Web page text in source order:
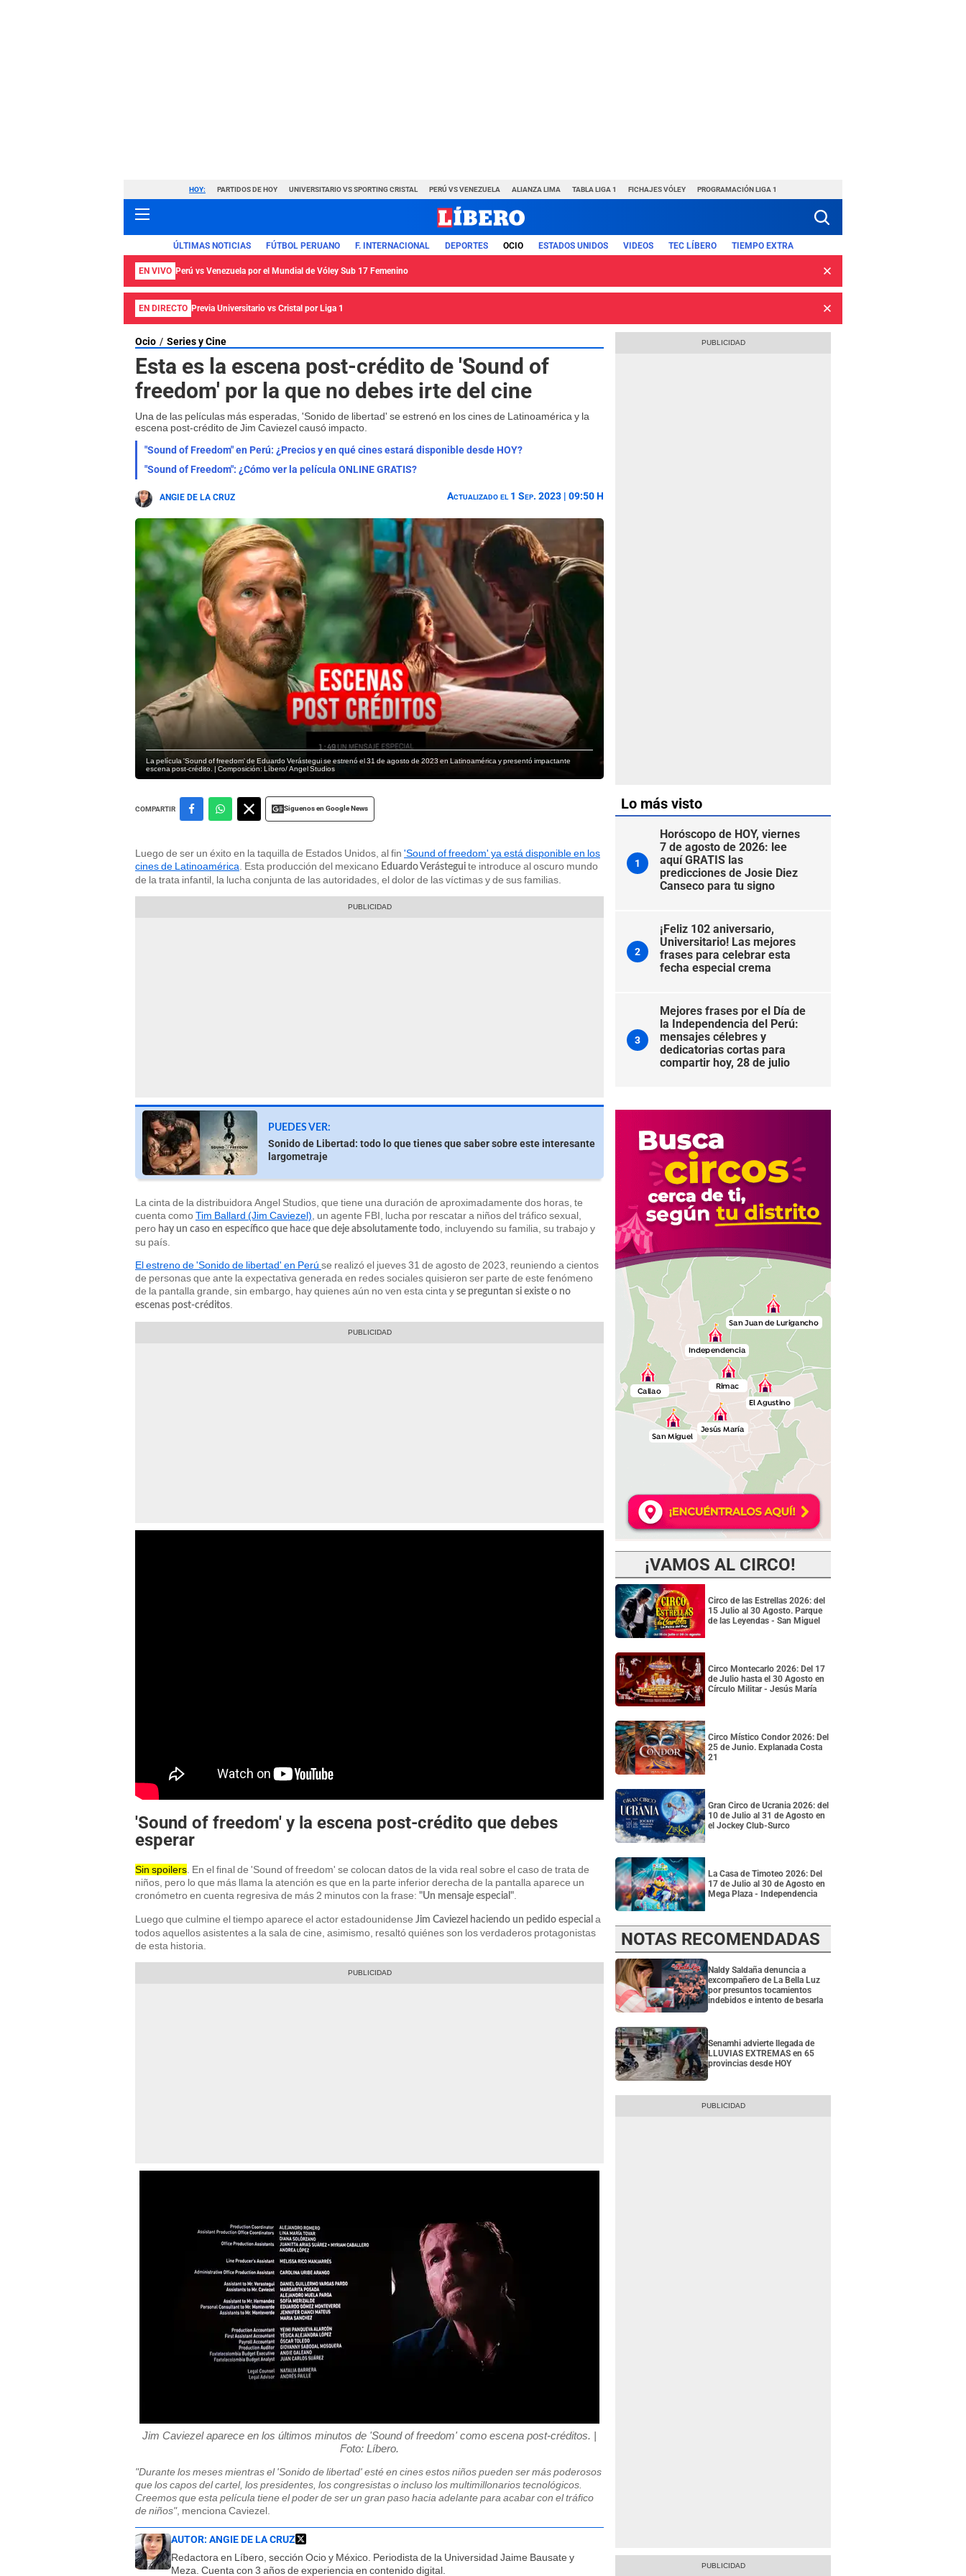
HOY: PARTIDOS DE HOY UNIVERSITARIO VS SPORTING CRISTAL PERÚ VS VENEZUELA ALIANZA LIMA TABLA LIGA 1 FICHAJES VÓLEY PROGRAMACIÓN LIGA 1
ÚLTIMAS NOTICIAS FÚTBOL PERUANO F. INTERNACIONAL DEPORTES OCIO ESTADOS UNIDOS VIDEOS TEC LÍBERO TIEMPO EXTRA
EN VIVO Perú vs Venezuela por el Mundial de Vóley Sub 17 Femenino
EN DIRECTO Previa Universitario vs Cristal por Liga 1
Ocio Series y Cine
Esta es la escena post-crédito de 'Sound of
freedom' por la que no debes irte del cine
Una de las películas más esperadas, 'Sonido de libertad' se estrenó en los cines de Latinoamérica y la
escena post-crédito de Jim Caviezel causó impacto.
"Sound of Freedom" en Perú: ¿Precios y en qué cines estará disponible desde HOY?
"Sound of Freedom": ¿Cómo ver la película ONLINE GRATIS?
ANGIE DE LA CRUZ Actualizado el 1 Sep. 2023 | 09:50 H
La película 'Sound of freedom' de Eduardo Verástegui se estrenó el 31 de agosto de 2023 en Latinoamérica y presentó impactante
escena post-crédito. | Composición: Líbero/ Angel Studios
COMPARTIR Siguenos en Google News
Luego de ser un éxito en la taquilla de Estados Unidos, al fin 'Sound of freedom' ya está disponible en los
cines de Latinoamérica . Esta producción del mexicano Eduardo Verástegui te introduce al oscuro mundo
de la trata infantil, la lucha conjunta de las autoridades, el dolor de las víctimas y de sus familias.
PUEDES VER:
Sonido de Libertad: todo lo que tienes que saber sobre este interesante
largometraje
La cinta de la distribuidora Angel Studios, que tiene una duración de aproximadamente dos horas, te
cuenta comoTim Ballard (Jim Caviezel) , un agente FBI, lucha por rescatar a niños del tráfico sexual,
pero hay un caso en específico que hace que deje absolutamente todo , incluyendo su familia, su trabajo y
su país.
El estreno de 'Sonido de libertad' en Perú se realizó el jueves 31 de agosto de 2023, reuniendo a cientos
de personas que ante la expectativa generada en redes sociales quisieron ser parte de este fenómeno
de la pantalla grande, sin embargo, hay quienes aún no ven esta cinta y se preguntan si existe o no
escenas post-créditos
'Sound of freedom' y la escena post-crédito que debes
esperar
Sin spoilers . En el final de 'Sound of freedom' se colocan datos de la vida real sobre el caso de trata de
niños, pero lo que más llama la atención es que en la parte inferior derecha de la pantalla aparece un
cronómetro en cuenta regresiva de más 2 minutos con la frase: "Un mensaje especial"
Luego que culmine el tiempo aparece el actor estadounidense Jim Caviezel haciendo un pedido especial a
todos aquellos asistentes a la sala de cine, asimismo, resaltó quiénes son los verdaderos protagonistas
de esta historia.
Jim Caviezel aparece en los últimos minutos de 'Sound of freedom' como escena post-créditos. |
Foto: Líbero.
"Durante los meses mientras el 'Sonido de libertad' esté en cines estos niños pueden ser más poderosos
que los capos del cartel, los presidentes, los congresistas o incluso los multimillonarios tecnológicos.
Creemos que esta película tiene el poder de ser un gran paso hacia adelante para acabar con el tráfico
de niños", menciona Caviezel.
AUTOR: ANGIE DE LA CRUZ
Redactora en Líbero, sección Ocio y México. Periodista de la Universidad Jaime Bausate y
Meza. Cuenta con 3 años de experiencia en contenido digital.
Lo más visto
1
Horóscopo de HOY, viernes
7 de agosto de 2026: lee
aquí GRATIS las
predicciones de Josie Diez
Canseco para tu signo
2
¡Feliz 102 aniversario,
Universitario! Las mejores
frases para celebrar esta
fecha especial crema
3
Mejores frases por el Día de
la Independencia del Perú:
mensajes célebres y
dedicatorias cortas para
compartir hoy, 28 de julio
¡VAMOS AL CIRCO!
Circo de las Estrellas 2026: del
15 Julio al 30 Agosto. Parque
de las Leyendas - San Miguel
Circo Montecarlo 2026: Del 17
de Julio hasta el 30 Agosto en
Círculo Militar - Jesús María
Circo Místico Condor 2026: Del
25 de Junio. Explanada Costa
21
Gran Circo de Ucrania 2026: del
10 de Julio al 31 de Agosto en
el Jockey Club-Surco
La Casa de Timoteo 2026: Del
17 de Julio al 30 de Agosto en
Mega Plaza - Independencia
NOTAS RECOMENDADAS
Naldy Saldaña denuncia a
excompañero de La Bella Luz
por presuntos tocamientos
indebidos e intento de besarla
Senamhi advierte llegada de
LLUVIAS EXTREMAS en 65
provincias desde HOY